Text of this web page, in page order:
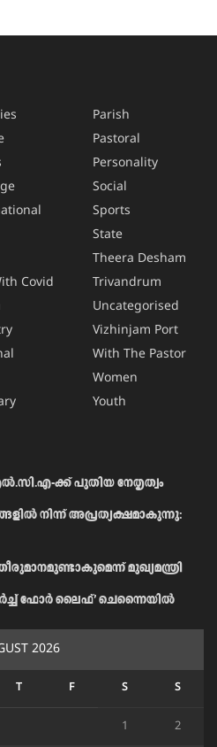
Covid
Parish
Pastoral
Personality
Social
Sports
State
Theera Desham
Trivandrum
Uncategorised
Vizhinjam Port
With The Pastor
Women
Youth
ക്ക് പുതിയ നേതൃത്വം
നിന്ന് അപ്രത്യക്ഷമാകുന്നു:
മുഖ്യമന്ത്രി
ഫോർ ലൈഫ്’ ചെന്നൈയിൽ
2026
T F S S
1 2